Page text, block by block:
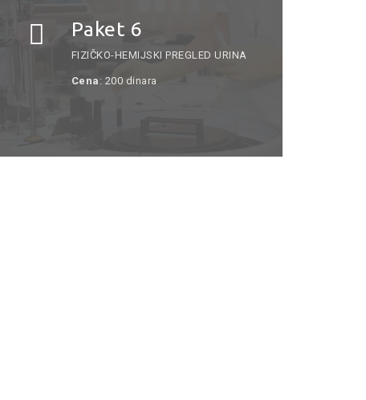
Paket 6
FIZIČKO-HEMIJSKI PREGLED URINA
Cena : 200 dinara